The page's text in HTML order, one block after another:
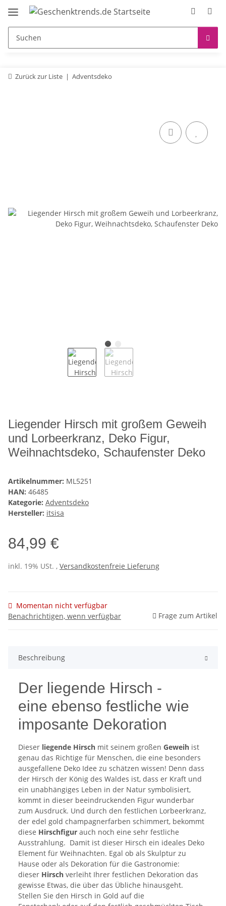
Zurück zur Liste Adventsdeko
Liegender Hirsch mit großem Geweih
und Lorbeerkranz, Deko Figur,
Weihnachtsdeko, Schaufenster Deko
Artikelnummer: ML5251
HAN: 46485
Kategorie: Adventsdeko
Hersteller: itsisa
84,99 €
inkl. 19% USt. , Versandkostenfreie Lieferung
Momentan nicht verfügbar
Benachrichtigen, wenn verfügbar
Frage zum Artikel
Beschreibung
Der liegende Hirsch -
eine ebenso festliche wie
imposante Dekoration
Dieser liegende Hirsch mit seinem großen Geweih ist
genau das Richtige für Menschen, die eine besonders
ausgefallene Deko Idee zu schätzen wissen! Denn dass
der Hirsch der König des Waldes ist, dass er Kraft und
ein unabhängiges Leben in der Natur symbolisiert,
kommt in dieser beeindruckenden Figur wunderbar
zum Ausdruck. Und durch den festlichen Lorbeerkranz,
der edel gold champagnerfarben schimmert, bekommt
diese Hirschfigur auch noch eine sehr festliche
Ausstrahlung. Damit ist dieser Hirsch ein ideales Deko
Element für Weihnachten. Egal ob als Skulptur zu
Hause oder als Dekoration für die Gastronomie:
dieser Hirsch verleiht Ihrer festlichen Dekoration das
gewisse Etwas, die über das Übliche hinausgeht.
Stellen Sie den Hirsch in Gold auf die